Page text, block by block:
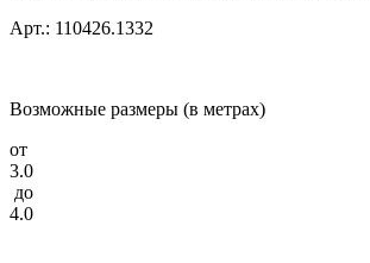
Арт.: 110426.1332
Возможные размеры (в метрах)
от
3.0
до
4.0